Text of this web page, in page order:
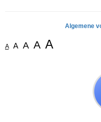
Algemene
A A A A A